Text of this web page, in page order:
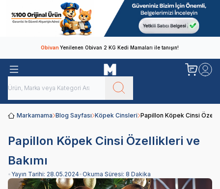
ObivanYenilenen Obivan 2 KG Kedi Mamaları ile tanışın!
Markamama Blog Sayfası Köpek Cinsleri Papillon Köpek Cinsi
Papillon Köpek Cinsi Özellikleri ve
Bakımı
• Yayın Tarihi: 28.05.2024•Okuma Süresi: 8 Dakika